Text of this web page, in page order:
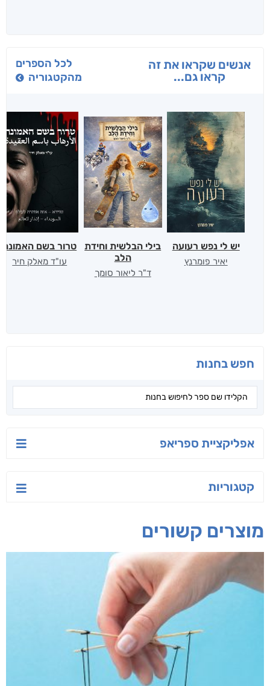
חפש בחנות
אפליקציית ספריאפ
קטגוריות
אנשים שקראו את זה
קראו גם...
לכל הספרים
מהקטגוריה
יש לי נפש רעועה
יאיר פומרנץ
בילי הבלשית וחידת
הלב
ד"ר ליאור סומך
טרור בשם האמונה
עו"ד מאלק חיר
מוצרים קשורים